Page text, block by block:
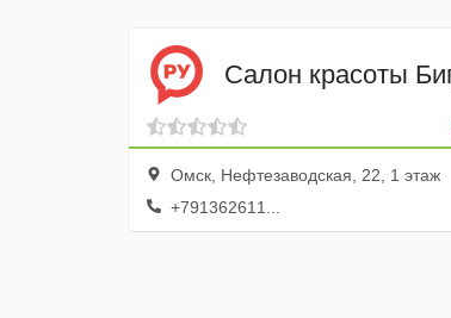
Салон красоты
Омск, Нефтезаводская, 22, 1 этаж
+791362611...